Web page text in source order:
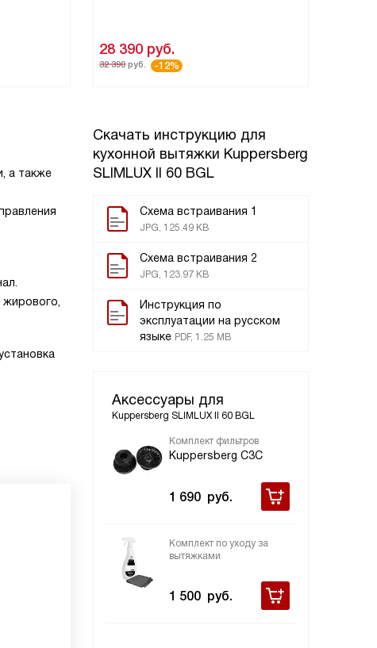
28 390 руб.
32 390 руб. -12%
Скачать инструкцию для
кухонной вытяжки Kuppersberg
SLIMLUX II 60 BGL
Схема встраивания 1
JPG, 125.49 KB
Схема встраивания 2
JPG, 123.97 KB
Инструкция по
эксплуатации на русском
языке PDF, 1.25 MB
Аксессуары для
Kuppersberg SLIMLUX II 60 BGL
Комплект фильтров
Kuppersberg С3С
1 690 руб.
Комплект по уходу за
вытяжками
1 500 руб.
а также